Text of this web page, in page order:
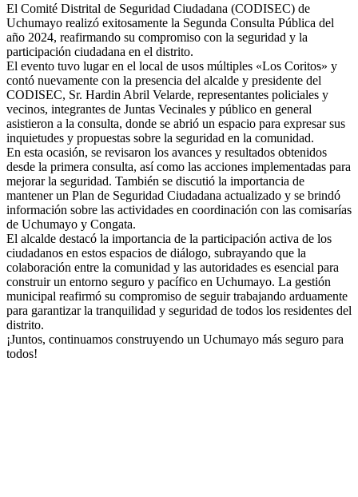
El Comité Distrital de Seguridad Ciudadana (CODISEC) de
Uchumayo realizó exitosamente la Segunda Consulta Pública del
año 2024, reafirmando su compromiso con la seguridad y la
participación ciudadana en el distrito.
El evento tuvo lugar en el local de usos múltiples «Los Coritos» y
contó nuevamente con la presencia del alcalde y presidente del
CODISEC, Sr. Hardin Abril Velarde, representantes policiales y
vecinos, integrantes de Juntas Vecinales y público en general
asistieron a la consulta, donde se abrió un espacio para expresar sus
inquietudes y propuestas sobre la seguridad en la comunidad.
En esta ocasión, se revisaron los avances y resultados obtenidos
desde la primera consulta, así como las acciones implementadas para
mejorar la seguridad. También se discutió la importancia de
mantener un Plan de Seguridad Ciudadana actualizado y se brindó
información sobre las actividades en coordinación con las comisarías
de Uchumayo y Congata.
El alcalde destacó la importancia de la participación activa de los
ciudadanos en estos espacios de diálogo, subrayando que la
colaboración entre la comunidad y las autoridades es esencial para
construir un entorno seguro y pacífico en Uchumayo. La gestión
municipal reafirmó su compromiso de seguir trabajando arduamente
para garantizar la tranquilidad y seguridad de todos los residentes del
distrito.
¡Juntos, continuamos construyendo un Uchumayo más seguro para
todos!